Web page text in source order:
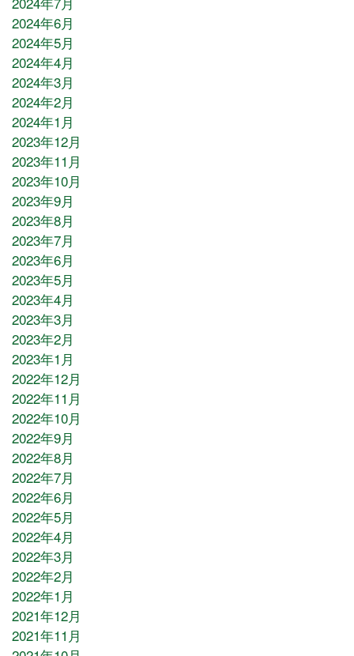
2024年6月
2024年5月
2024年4月
2024年3月
2024年2月
2024年1月
2023年12月
2023年11月
2023年10月
2023年9月
2023年8月
2023年7月
2023年6月
2023年5月
2023年4月
2023年3月
2023年2月
2023年1月
2022年12月
2022年11月
2022年10月
2022年9月
2022年8月
2022年7月
2022年6月
2022年5月
2022年4月
2022年3月
2022年2月
2022年1月
2021年12月
2021年11月